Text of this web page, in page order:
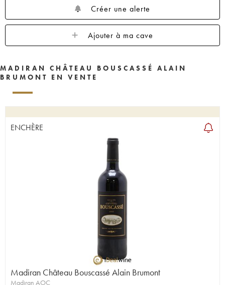
Créer une alerte
Ajouter à ma cave
MADIRAN CHÂTEAU BOUSCASSÉ ALAIN
BRUMONT EN VENTE
ENCHÈRE
Madiran Château Bouscassé Alain Brumont
Madiran AOC